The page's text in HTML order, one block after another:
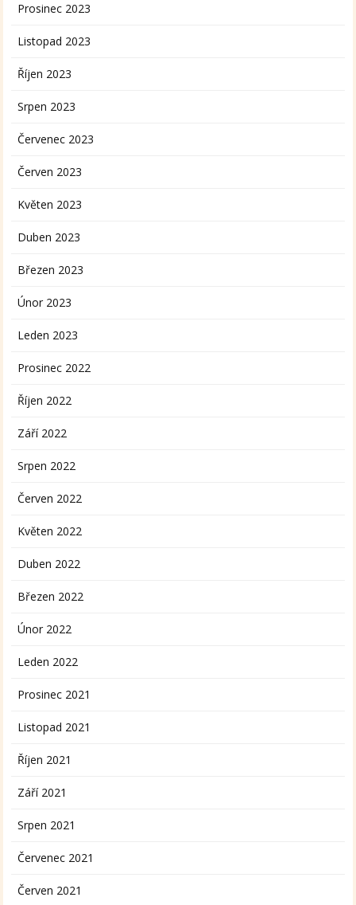
Prosinec 2023
Listopad 2023
Říjen 2023
Srpen 2023
Červenec 2023
Červen 2023
Květen 2023
Duben 2023
Březen 2023
Únor 2023
Leden 2023
Prosinec 2022
Říjen 2022
Září 2022
Srpen 2022
Červen 2022
Květen 2022
Duben 2022
Březen 2022
Únor 2022
Leden 2022
Prosinec 2021
Listopad 2021
Říjen 2021
Září 2021
Srpen 2021
Červenec 2021
Červen 2021